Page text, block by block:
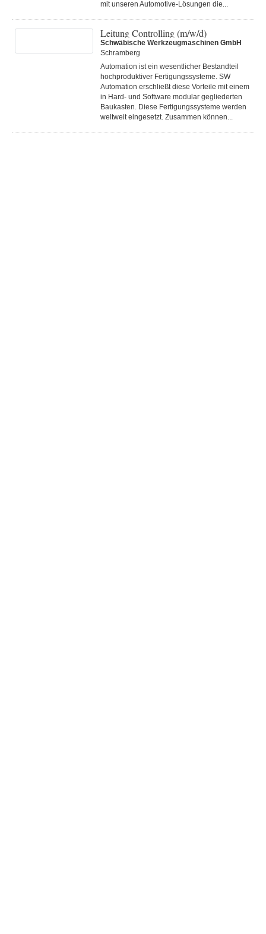
mit unseren Automotive-Lösungen die...
Leitung Controlling (m/w/d)
Schwäbische Werkzeugmaschinen GmbH
Schramberg
Automation ist ein wesentlicher Bestandteil
hochproduktiver Fertigungssysteme. SW
Automation erschließt diese Vorteile mit einem
in Hard- und Software modular gegliederten
Baukasten. Diese Fertigungs­systeme werden
weltweit eingesetzt. Zusammen können...